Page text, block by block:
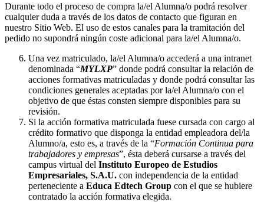
Durante todo el proceso de compra la/el Alumna/o podrá resolver
cualquier duda a través de los datos de contacto que figuran en
nuestro Sitio Web. El uso de estos canales para la tramitación del
pedido no supondrá ningún coste adicional para la/el Alumna/o.
Una vez matriculado, la/el Alumna/o accederá a una intranet
denominada “MYLXP” donde podrá consultar la relación de
acciones formativas matriculadas y donde podrá consultar las
condiciones generales aceptadas por la/el Alumna/o con el
objetivo de que éstas consten siempre disponibles para su
revisión.
Si la acción formativa matriculada fuese cursada con cargo al
crédito formativo que disponga la entidad empleadora del/la
Alumno/a, esto es, a través de la “Formación Continua para
trabajadores y empresas”, ésta deberá cursarse a través del
campus virtual del Instituto Europeo de Estudios
Empresariales, S.A.U. con independencia de la entidad
perteneciente a Educa Edtech Group con el que se hubiere
contratado la acción formativa elegida.